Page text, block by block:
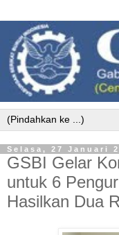
Selasa, 27 Januari
GSBI Gelar
untuk 6
Hasilkan Dua